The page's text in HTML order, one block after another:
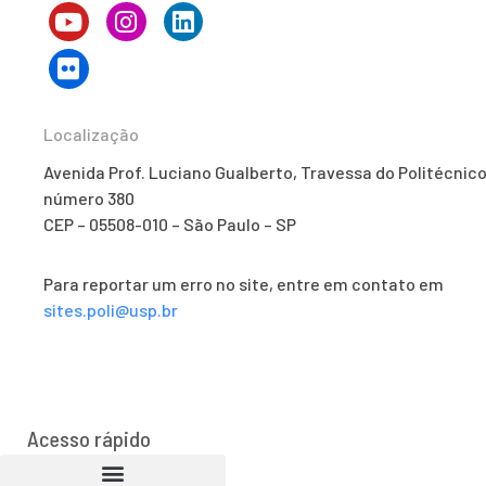
Localização
Avenida Prof. Luciano Gualberto, Travessa do
número 380
CEP – 05508-010 – São Paulo – SP
Para reportar um erro no site, entre em contato em
sites.poli@usp.br
Acesso rápido